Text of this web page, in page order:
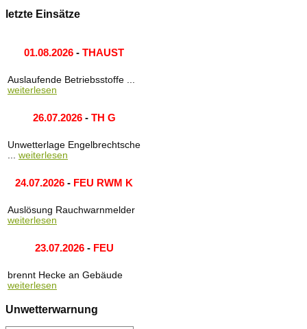
letzte Einsätze
01.08.2026 - THAUST
Auslaufende Betriebsstoffe ...
weiterlesen
26.07.2026- TH G
Unwetterlage Engelbrechtsche
... weiterlesen
24.07.2026 - FEU RWM K
Auslösung Rauchwarnmelder
weiterlesen
23.07.2026- FEU
brennt Hecke an Gebäude
weiterlesen
Unwetterwarnung